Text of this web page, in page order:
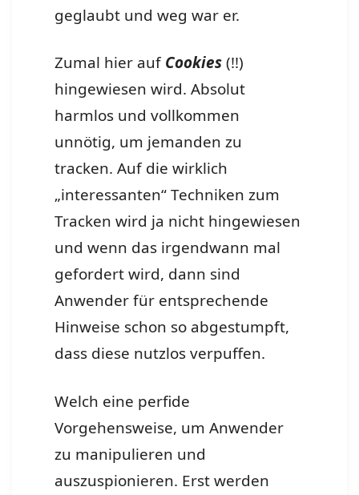
geglaubt und weg war er.
Zumal hier aufCookies(!!)
hingewiesen wird. Absolut
harmlos und vollkommen
unnötig, um jemanden zu
tracken. Auf die wirklich
„interessanten“ Techniken zum
Tracken wird ja nicht hingewiesen
und wenn das irgendwann mal
gefordert wird, dann sind
Anwender für entsprechende
Hinweise schon so abgestumpft,
dass diese nutzlos verpuffen.
Welch eine perfide
Vorgehensweise, um Anwender
zu manipulieren und
auszuspionieren. Erst werden